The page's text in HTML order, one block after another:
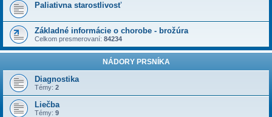
Paliativna starostlivosť
Základné informácie o chorobe - brožúra
Celkom presmerovaní: 84234
NÁDORY PRSNÍKA
Diagnostika
Témy: 2
Liečba
Témy: 9